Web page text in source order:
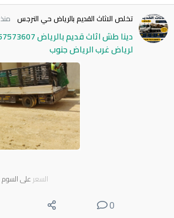
تخلص الاثاث القديم بالرياض حي النرجس منذ 11 ساعة
لرياض غرب الرياض جنوب
السعر على السوم
0